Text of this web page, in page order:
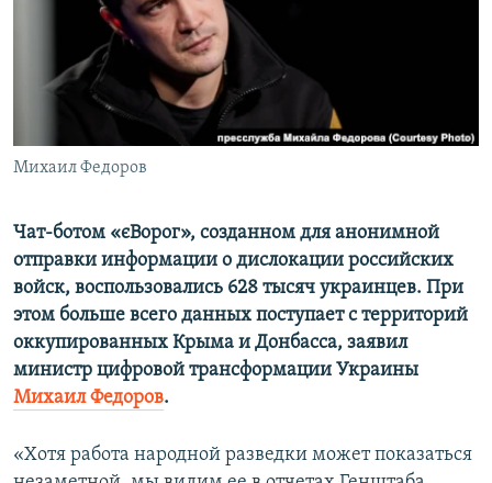
ПОБЕДИТЕЛЕЙ НЕ СУДЯТ?
КРЫМ.НЕПОКОРЕННЫЙ
УКРАИНСКАЯ ПРОБЛЕМА КРЫМА
ПРИСОЕДИНЯЙТЕСЬ!
Все сайты RFE/RL
Михаил Федоров
Чат-ботом «єВорог», созданном для анонимной
отправки информации о дислокации российских
войск, воспользовались 628 тысяч украинцев. При
этом больше всего данных поступает с территорий
оккупированных Крыма и Донбасса, заявил
министр цифровой трансформации Украины
Михаил Федоров.
«Хотя работа народной разведки может показаться